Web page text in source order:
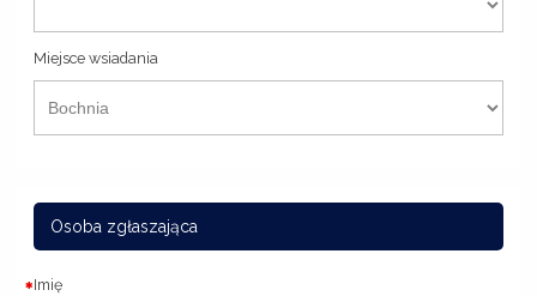
Miejsce wsiadania
Osoba zgłaszająca
Imię